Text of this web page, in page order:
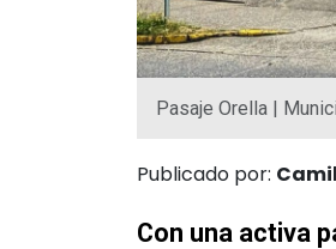
Pasaje Orella |
Publicado por:
Con una activa